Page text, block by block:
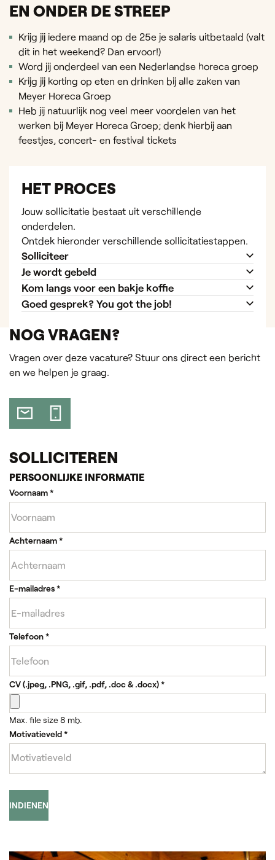
EN ONDER DE STREEP
Krijg jij iedere maand op de 25e je salaris uitbetaald (valt
dit in het weekend? Dan ervoor!)
Word jij onderdeel van een Nederlandse horeca groep
Krijg jij korting op eten en drinken bij alle zaken van
Meyer Horeca Groep
Heb jij natuurlijk nog veel meer voordelen van het
werken bij Meyer Horeca Groep; denk hierbij aan
feestjes, concert- en festival tickets
HET PROCES
Jouw sollicitatie bestaat uit verschillende
onderdelen.
Ontdek hieronder verschillende sollicitatiestappen.
Solliciteer
Je wordt gebeld
Kom langs voor een bakje koffie
Goed gesprek? You got the job!
NOG VRAGEN?
Vragen over deze vacature? Stuur ons direct een bericht
en we helpen je graag.
SOLLICITEREN
PERSOONLIJKE INFORMATIE
Voornaam*
Achternaam*
E-mailadres*
Telefoon*
CV (.jpeg, .PNG, .gif, .pdf, .doc & .docx)*
Max. file size 8 mb.
Motivatieveld*
INDIENEN